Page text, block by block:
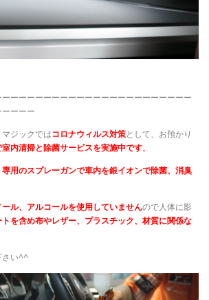
ーーーーーーーーーーーーーーーーーーーーーー
ーーー
ジックではコロナウィルス対策として、お預かり
内清掃と除菌サービスを実施中です。
専用のスプレーガンで車内を銀イオンで除菌、消臭
ル、アルコールを使用していませんので人体に影
を含め布やレザー、プラスチック、材質に関係な
さい^^